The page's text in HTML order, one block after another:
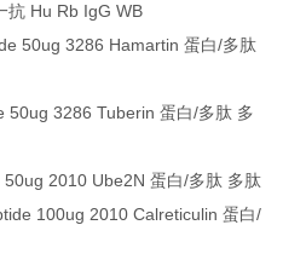
抗 Hu Rb IgG WB
50ug 3286 Hamartin 蛋白/多肽
3286 Tuberin 蛋白/多肽 多
2010 Ube2N 蛋白/多肽 多肽
100ug 2010 Calreticulin 蛋白/